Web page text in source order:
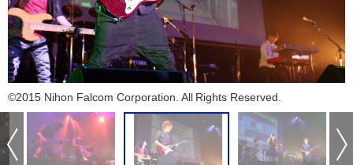
©2015 Nihon Falcom Corporation. All Rights Reserved.